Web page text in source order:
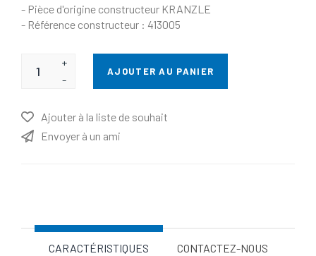
- Pièce d'origine constructeur KRANZLE
- Référence constructeur : 413005
+
-
AJOUTER AU PANIER
Ajouter à la liste de souhait
Envoyer à un ami
CARACTÉRISTIQUES CONTACTEZ-NOUS